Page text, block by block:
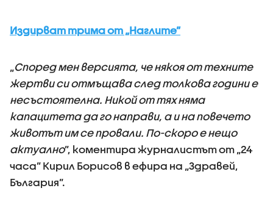
Издирват трима от „Наглите”
„Според мен версията, че някоя от техните
жертви си отмъщава след толкова години е
несъстоятелна. Никой от тях няма
капацитета да го направи, а и на повечето
животът им се провали. По-скоро е нещо
актуално”, коментира журналистът от „24
часа” Кирил Борисов в ефира на „Здравей,
България”.